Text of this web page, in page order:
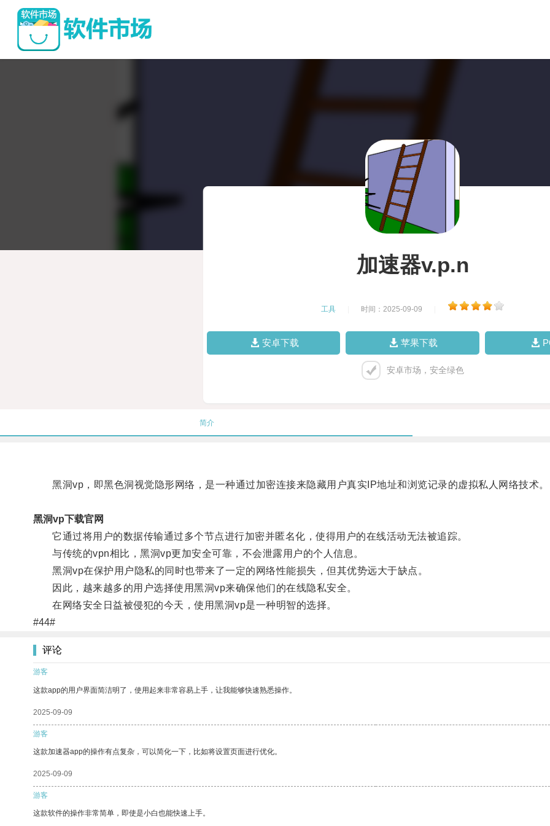
加速器v.p.n
工具 时间：2025-09-09
安卓下载 苹果下载
安卓市场，安全绿色
简介
黑洞vp，即黑色洞视觉隐形网络，是一种通过加密连接来隐藏用户真实IP地址和浏览记录的虚拟私人网络技术。
黑洞vp下载官网
它通过将用户的数据传输通过多个节点进行加密并匿名化，使得用户的在线活动无法被追踪。
与传统的vpn相比，黑洞vp更加安全可靠，不会泄露用户的个人信息。
黑洞vp在保护用户隐私的同时也带来了一定的网络性能损失，但其优势远大于缺点。
因此，越来越多的用户选择使用黑洞vp来确保他们的在线隐私安全。
在网络安全日益被侵犯的今天，使用黑洞vp是一种明智的选择。
#44#
评论
游客
这款app的用户界面简洁明了，使用起来非常容易上手，让我能够快速熟悉操作。
2025-09-09
游客
这款加速器app的操作有点复杂，可以简化一下，比如将设置页面进行优化。
2025-09-09
游客
这款软件的操作非常简单，即使是小白也能快速上手。